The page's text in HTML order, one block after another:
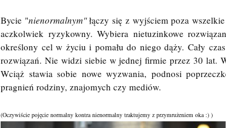
Bycie "nienormalnym"łączy się z wyjściem poza
aczkolwiek ryzykowny. Wybiera nietuzinkowe
określony cel w życiu i pomału do niego dąży. Cały
rozwiązań. Nie widzi siebie w jednej firmie przez 30 lat.
Wciąż stawia sobie nowe wyzwania, podnosi
pragnień rodziny, znajomych czy mediów.
(Oczywiście pojęcie normalny kontra nienormalny traktujemy z przymrużeniem oka :) )